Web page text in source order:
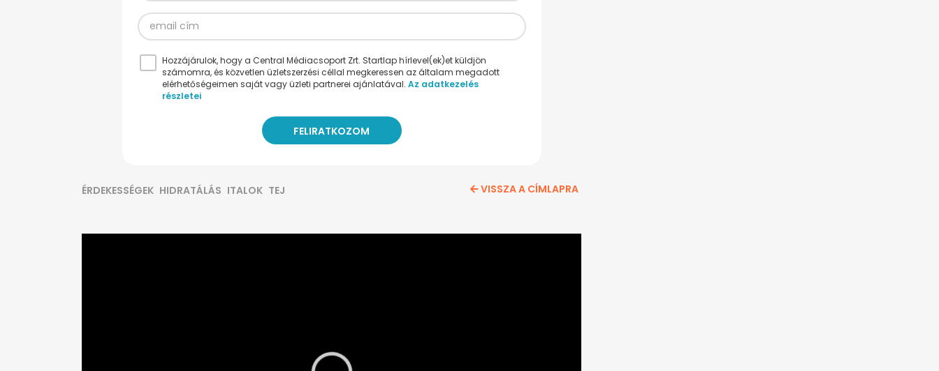
Hozzájárulok, hogy a Central Médiacsoport Zrt. Startlap hírlevel(ek)et küldjön
számomra, és közvetlen üzletszerzési céllal megkeressen az általam megadott
elérhetőségeimen saját vagy üzleti partnerei ajánlatával. Az adatkezelés
részletei
ÉRDEKESSÉGEK HIDRATÁLÁS ITALOK TEJ VISSZA A CÍMLAPRA